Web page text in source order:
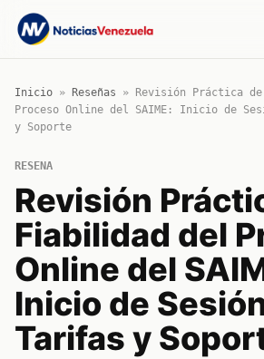
Inicio » Reseñas »
Revisión Práctica
Proceso Online del SAIME: Inicio de
y Soporte
RESENA
Revisión
Fiabilidad del
Online del
Inicio de
Tarifas y